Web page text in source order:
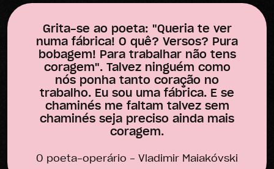
Grita-se ao poeta: "Queria te ver
numa fábrica! O quê? Versos? Pura
bobagem! Para trabalhar não tens
coragem". Talvez ninguém como
nós ponha tanto coração no
trabalho. Eu sou uma fábrica. E se
chaminés me faltam talvez sem
chaminés seja preciso ainda mais
coragem.
O poeta-operário - Vladimir Maiakóvski